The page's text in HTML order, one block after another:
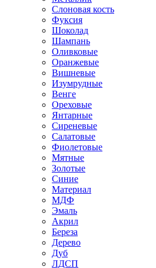
Слоновая кость
Фуксия
Шоколад
Шампань
Оливковые
Оранжевые
Вишневые
Изумрудные
Венге
Ореховые
Янтарные
Сиреневые
Салатовые
Фиолетовые
Мятные
Золотые
Синие
Материал
МДФ
Эмаль
Акрил
Береза
Дерево
Дуб
ЛДСП